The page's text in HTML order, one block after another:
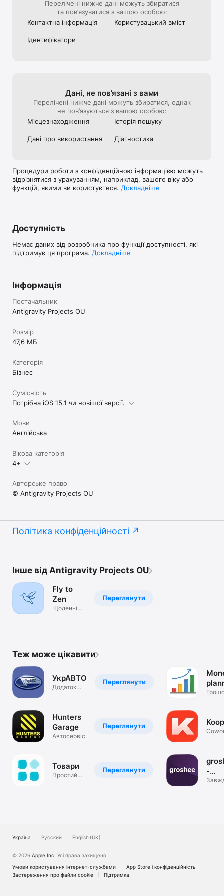
• Інтеграція з картами полегшує пошук найближчих СТО.
• Детальні профілі для СТО та водіїв для легкої ідентифікації.
• Пошук та фільтрація за видами послуг, маркою
Підтримувані платформи: Додаток доступний як для
пристроїв iOS, з підтримкою різних роздільностей екранів.
Мови та регіони: Ми працюємо в Україні та підтримуємо
українську мову.
Цінова модель: Додаток Garage Finder доступний для
Підтримка та зворотний зв'язок: Якщо у вас є питання або
пропозиції, не соромтеся зв'язатися з нами. Пошта
Завантажте Garage Finder та робіть обслуговування вашого
автомобіля максимально зручним і безпечним!
Перелічені нижче дані можуть збиратися
та пов’язуватися з вашою особою:
Контактна інформація
Користуваць­кий вміст
Ідентифіка­тори
Дані, не пов’язані з вами
Перелічені нижче дані можуть збиратися, однак
не пов’язуються з вашою особою:
Місце­знаходжен­ня
Історія пошуку
Дані про використа­ння Діагностикa
Процедури роботи з конфіденційною інформацією можуть
відрізнятися з урахуванням, наприклад, вашого віку або
функцій, якими ви користуєтеся. Докладніше
Доступність
Немає даних від розробника про функції доступності, які
підтримує ця програма. Докладніше
Інформація
Постачальник
Antigravity Projects OU
Розмір
47,6 МБ
Категорія
Бізнес
Сумісність
Потрібна iOS 15.1 чи новішої версії.
Мови
Англійська
Вікова категорія
4+
Авторське право
© Antigravity Projects OU
Політика конфіденційності
Інше від Antigravity Projects OU
Переглянути
Fly to
Zen
Щоденні
Теж може цікавити
Переглянути
УкрАВТО
Додаток
Переглянути
Hunters
Garage
Автосервіс
Переглянути
Товари
Простий
-
Україна Русский English (UK)
© 2026 Apple Inc. Усі права захищено.
Умови користування інтернет-службами
App Store і конфіденційність
Застереження про файли cookie
Підтримка